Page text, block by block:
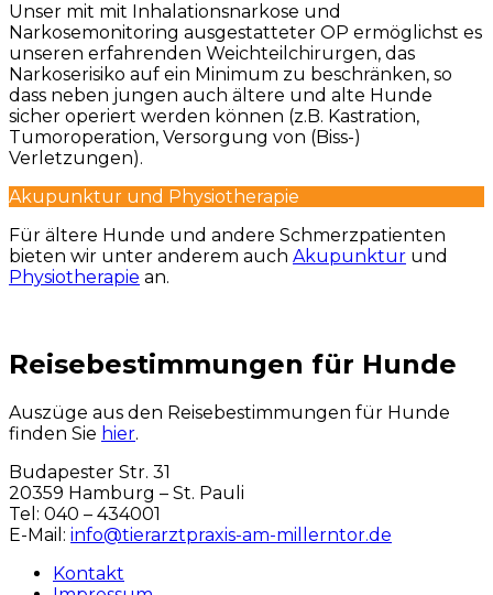
Unser mit mit Inhalationsnarkose und
Narkosemonitoring ausgestatteter OP ermöglichst es
unseren erfahrenden Weichteilchirurgen, das
Narkoserisiko auf ein Minimum zu beschränken, so
dass neben jungen auch ältere und alte Hunde
sicher operiert werden können (z.B. Kastration,
Tumoroperation, Versorgung von (Biss-)
Verletzungen).
Akupunktur und Physiotherapie
Für ältere Hunde und andere Schmerzpatienten
bieten wir unter anderem auch Akupunktur und
Physiotherapie an.
Reisebestimmungen für Hunde
Auszüge aus den Reisebestimmungen für Hunde
finden Sie hier.
Budapester Str. 31
20359 Hamburg – St. Pauli
Tel: 040 – 434001
E-Mail: info@tierarztpraxis-am-millerntor.de
Kontakt